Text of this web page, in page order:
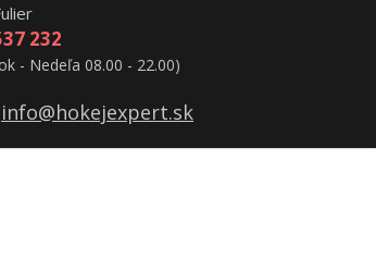
232
- Nedeľa 08.00 - 22.00)
info@hokejexpert.sk